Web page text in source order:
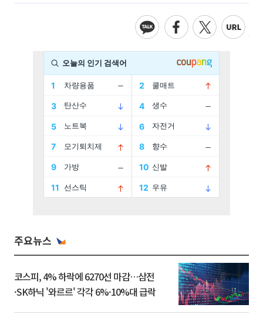
주요뉴스
코스피, 4% 하락에 6270선 마감…삼전
·SK하닉 '와르르' 각각 6%·10%대 급락